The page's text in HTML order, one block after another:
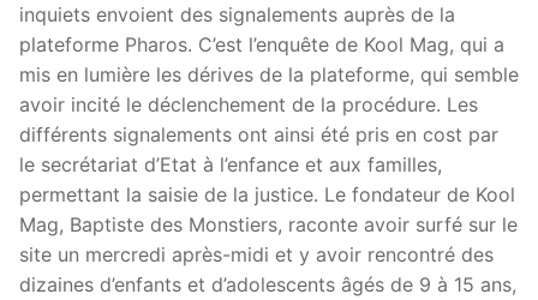
inquiets envoient des signalements auprès de la
plateforme Pharos. C’est l’enquête de Kool Mag, qui a
mis en lumière les dérives de la plateforme, qui semble
avoir incité le déclenchement de la procédure. Les
différents signalements ont ainsi été pris en cost par
le secrétariat d’Etat à l’enfance et aux familles,
permettant la saisie de la justice. Le fondateur de Kool
Mag, Baptiste des Monstiers, raconte avoir surfé sur le
site un mercredi après-midi et y avoir rencontré des
dizaines d’enfants et d’adolescents âgés de 9 à 15 ans,